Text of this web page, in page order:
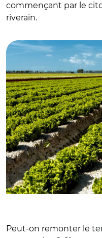
commençant par le
riverain.
Peut-on remonter le